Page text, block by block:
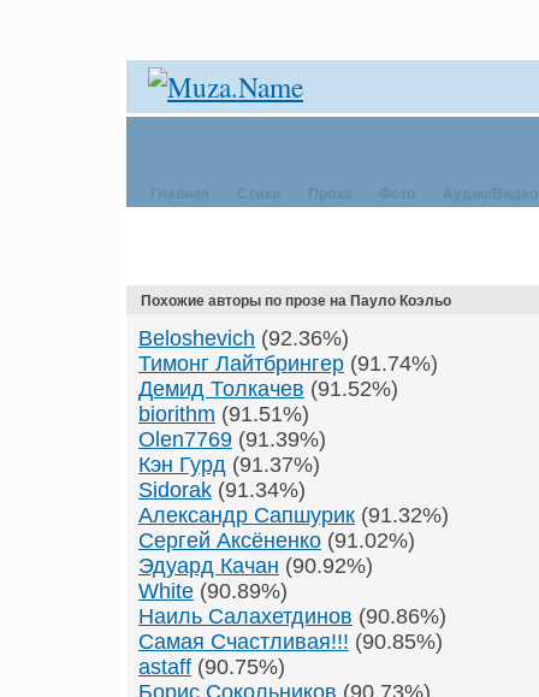
Похожие авторы по прозе на Пауло Коэльо
Beloshevich (92.36%)
Тимонг Лайтбрингер (91.74%)
Демид Толкачев (91.52%)
biorithm (91.51%)
Olen7769 (91.39%)
Кэн Гурд (91.37%)
Sidorak (91.34%)
Александр Сапшурик (91.32%)
Сергей Аксёненко (91.02%)
Эдуард Качан (90.92%)
White (90.89%)
Наиль Салахетдинов (90.86%)
Самая Счастливая!!! (90.85%)
astaff (90.75%)
Борис Сокольников (90.73%)